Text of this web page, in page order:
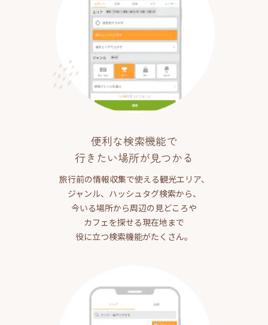
便利な検索機能で
行きたい場所が見つかる
旅行前の情報収集で使える観光エリア、
ジャンル、ハッシュタグ検索から、
今いる場所から周辺の見どころや
カフェを探せる現在地まで
役に立つ検索機能がたくさん。